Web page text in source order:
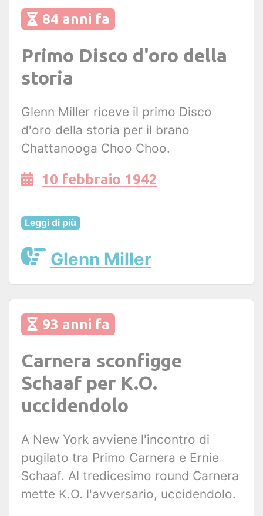
84 anni fa
Primo Disco d'oro della
storia
Glenn Miller riceve il primo Disco
d'oro della storia per il brano
Chattanooga Choo Choo.
10 febbraio 1942
Leggi di più
Glenn Miller
93 anni fa
Carnera sconfigge
Schaaf per K.O.
uccidendolo
A New York avviene l'incontro di
pugilato tra Primo Carnera e Ernie
Schaaf. Al tredicesimo round Carnera
mette K.O. l'avversario, uccidendolo.